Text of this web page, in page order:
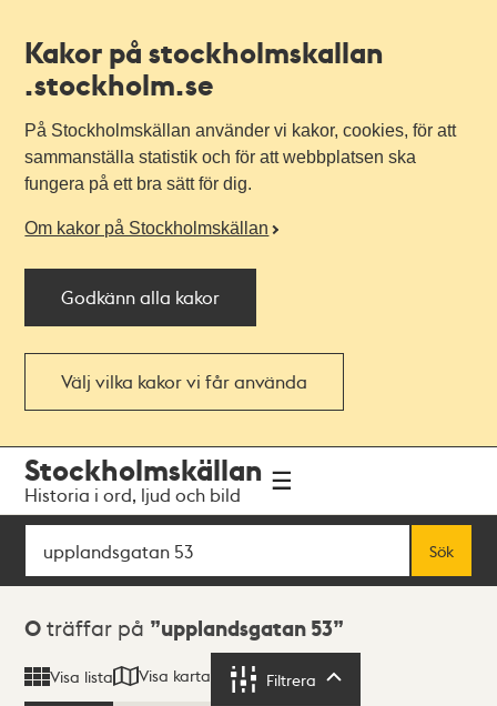
Kakor på stockholmskallan
.stockholm.se
På Stockholmskällan använder vi kakor, cookies, för att
sammanställa statistik och för att webbplatsen ska
fungera på ett bra sätt för dig.
Om kakor på Stockholmskällan
Godkänn alla kakor
Välj vilka kakor vi får använda
navigationen
huvudinnehållet
Stockholmskällan
Historia i ord, ljud och bild
Sök
Sök
Sökresultat
0 träffar på upplandsgatan 53
Visa lista Visa karta Filtrera